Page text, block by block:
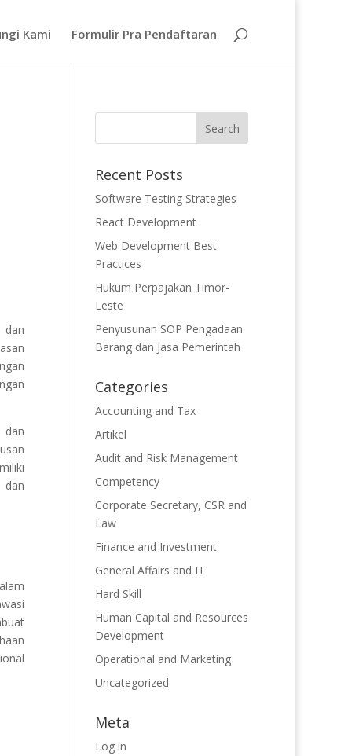
Kami Formulir Pra Pendaftaran
dan
Recent Posts
Software Testing Strategies
React Development
Web Development Best
Practices
Hukum Perpajakan Timor-
Leste
Penyusunan SOP Pengadaan
Barang dan Jasa Pemerintah
Categories
Accounting and Tax
Artikel
Audit and Risk Management
Competency
Corporate Secretary, CSR and
Law
Finance and Investment
General Affairs and IT
Hard Skill
Human Capital and Resources
Development
Operational and Marketing
Uncategorized
Meta
Log in